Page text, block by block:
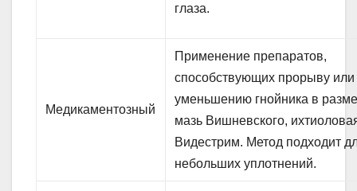
глаза.
Медикаментозный
Применение препаратов,
способствующих прорыву или
уменьшению гнойника в
мазь Вишневского,
Видестрим. Метод подходит
небольших уплотнений.